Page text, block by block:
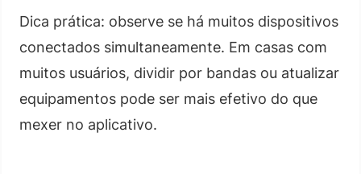
Dica prática: observe se há muitos dispositivos
conectados simultaneamente. Em casas com
muitos usuários, dividir por bandas ou atualizar
equipamentos pode ser mais efetivo do que
mexer no aplicativo.